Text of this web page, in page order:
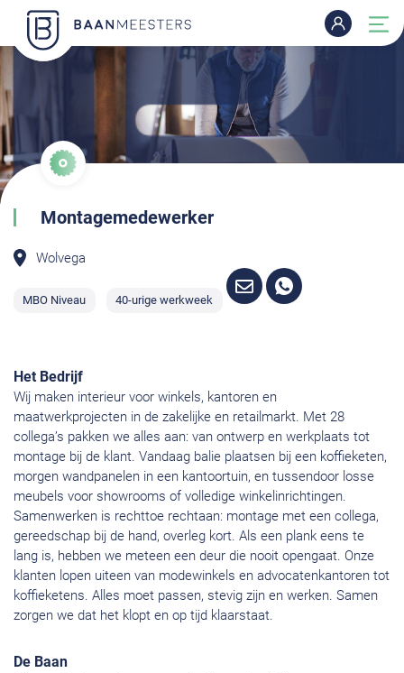
Montagemedewerker
Wolvega
MBO Niveau 40-urige werkweek
Het Bedrijf
Wij maken interieur voor winkels, kantoren en
maatwerkprojecten in de zakelijke en retailmarkt. Met 28
collega’s pakken we alles aan: van ontwerp en werkplaats tot
montage bij de klant. Vandaag balie plaatsen bij een koffieketen,
morgen wandpanelen in een kantoortuin, en tussendoor losse
meubels voor showrooms of volledige winkelinrichtingen.
Samenwerken is rechttoe rechtaan: montage met een collega,
gereedschap bij de hand, overleg kort. Als een plank eens te
lang is, hebben we meteen een deur die nooit opengaat. Onze
klanten lopen uiteen van modewinkels en advocatenkantoren tot
koffieketens. Alles moet passen, stevig zijn en werken. Samen
zorgen we dat het klopt en op tijd klaarstaat.
De Baan